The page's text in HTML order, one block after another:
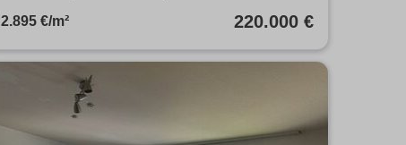
2.895 €/m² 220.000 €